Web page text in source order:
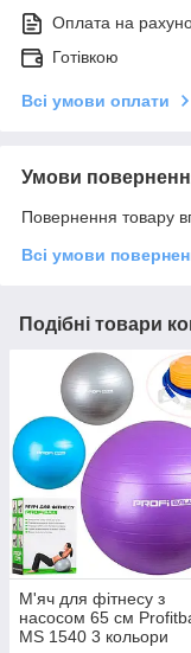
Оплата на
Готівкою
Всі умови оплати
Умови
Повернення товару
Всі умови
Подібні товари
М'яч для фітнесу з
насосом 65 см
MS 1540 3 кольори